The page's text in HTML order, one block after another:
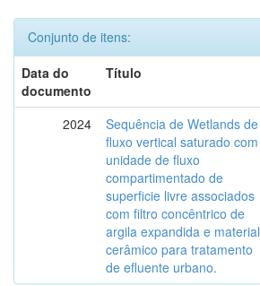
Conjunto de itens:
Data do
documento
Título
2024
Sequência de Wetlands de
fluxo vertical saturado com
unidade de fluxo
compartimentado de
superficie livre associados
com filtro concêntrico de
argila expandida e material
cerâmico para tratamento
de efluente urbano.